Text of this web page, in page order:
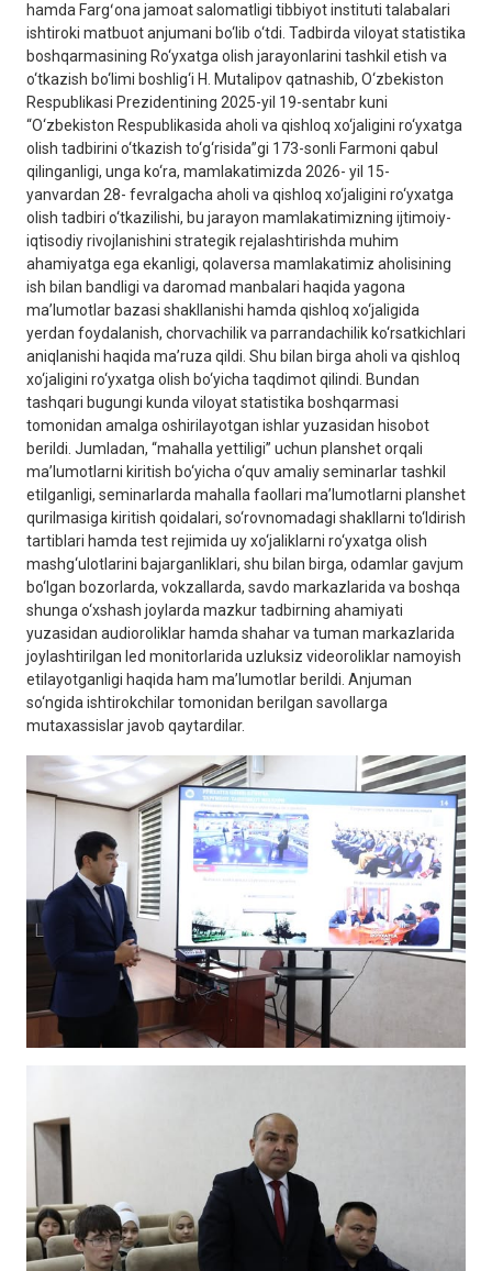
hamda Fargʻona jamoat salomatligi tibbiyot instituti talabalari
ishtiroki matbuot anjumani bo‘lib o‘tdi. Tadbirda viloyat statistika
boshqarmasining Ro‘yxatga olish jarayonlarini tashkil etish va
o‘tkazish bo‘limi boshlig‘i H. Mutalipov qatnashib, O‘zbekiston
Respublikasi Prezidentining 2025-yil 19-sentabr kuni
“O‘zbekiston Respublikasida aholi va qishloq xo‘jaligini ro‘yxatga
olish tadbirini o‘tkazish to‘g‘risida”gi 173-sonli Farmoni qabul
qilinganligi, unga ko‘ra, mamlakatimizda 2026- yil 15-
yanvardan 28- fevralgacha aholi va qishloq xo‘jaligini ro‘yxatga
olish tadbiri o‘tkazilishi, bu jarayon mamlakatimizning ijtimoiy-
iqtisodiy rivojlanishini strategik rejalashtirishda muhim
ahamiyatga ega ekanligi, qolaversa mamlakatimiz aholisining
ish bilan bandligi va daromad manbalari haqida yagona
ma’lumotlar bazasi shakllanishi hamda qishloq xo‘jaligida
yerdan foydalanish, chorvachilik va parrandachilik ko‘rsatkichlari
aniqlanishi haqida ma’ruza qildi. Shu bilan birga aholi va qishloq
xo‘jaligini ro‘yxatga olish bo‘yicha taqdimot qilindi. Bundan
tashqari bugungi kunda viloyat statistika boshqarmasi
tomonidan amalga oshirilayotgan ishlar yuzasidan hisobot
berildi. Jumladan, “mahalla yettiligi” uchun planshet orqali
ma’lumotlarni kiritish bo‘yicha o‘quv amaliy seminarlar tashkil
etilganligi, seminarlarda mahalla faollari ma’lumotlarni planshet
qurilmasiga kiritish qoidalari, so‘rovnomadagi shakllarni to‘ldirish
tartiblari hamda test rejimida uy xo‘jaliklarni ro‘yxatga olish
mashg‘ulotlarini bajarganliklari, shu bilan birga, odamlar gavjum
bo‘lgan bozorlarda, vokzallarda, savdo markazlarida va boshqa
shunga o‘xshash joylarda mazkur tadbirning ahamiyati
yuzasidan audioroliklar hamda shahar va tuman markazlarida
joylashtirilgan led monitorlarida uzluksiz videoroliklar namoyish
etilayotganligi haqida ham ma’lumotlar berildi. Anjuman
so‘ngida ishtirokchilar tomonidan berilgan savollarga
mutaxassislar javob qaytardilar.